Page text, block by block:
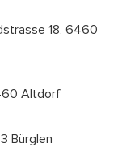
18, 6460
Altdorf
Bürglen